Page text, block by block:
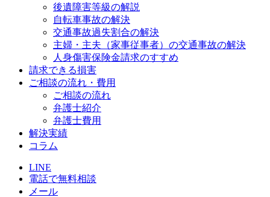
後遺障害等級の解説
自転車事故の解決
交通事故過失割合の解決
主婦・主夫（家事従事者）の交通事故の解決
人身傷害保険金請求のすすめ
請求できる損害
ご相談の流れ・費用
ご相談の流れ
弁護士紹介
弁護士費用
解決実績
コラム
LINE
電話で無料相談
メール